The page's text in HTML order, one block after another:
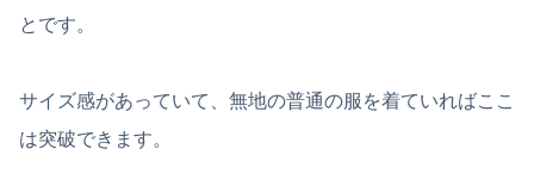
とです。
サイズ感があっていて、無地の普通の服を着ていればここ
は突破できます。